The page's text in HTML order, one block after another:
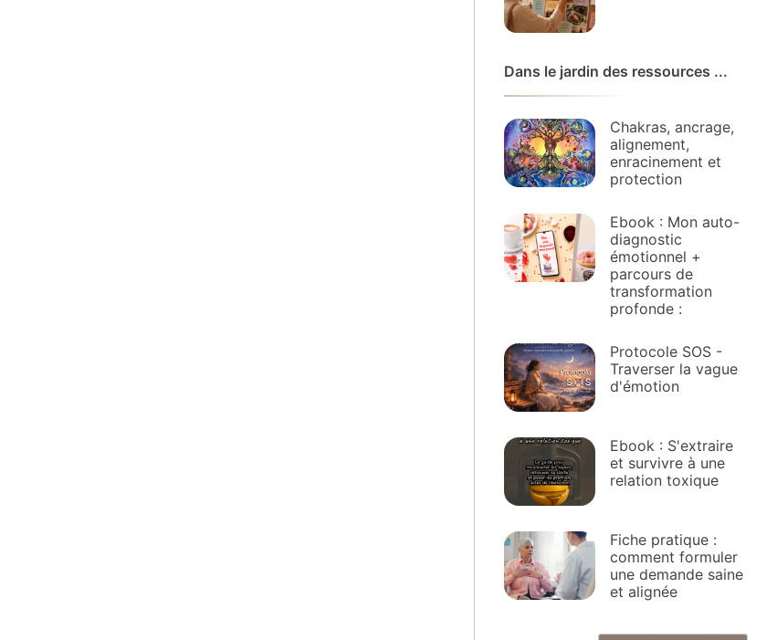
Dans le jardin des ressources ...
Chakras, ancrage,
alignement,
enracinement et
protection
Ebook : Mon auto-
diagnostic
émotionnel +
parcours de
transformation
profonde :
Protocole SOS -
Traverser la vague
d'émotion
Ebook : S'extraire
et survivre à une
relation toxique
Fiche pratique :
comment formuler
une demande saine
et alignée